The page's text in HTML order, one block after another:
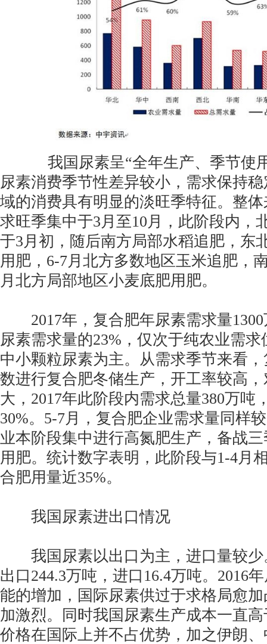
我国尿素呈“全年生产、季节使用
尿素消费季节性差异较小，需求保持
域的消费具有明显的淡旺季特征。整
求旺季集中于3月至10月，此阶段内，
于3月初，随后南方局部水稻追肥，东
用肥，6-7月北方多数地区玉米追肥，
月北方局部地区小麦底肥用肥。
2017年，复合肥年尿素需求量1300
尿素需求量的23%，仅次于纯农业需
中小颗粒尿素为主。从需求季节来看
数进行复合肥冬储生产，开工率较高
大，2017年此阶段内需求总量380万吨
30%。5-7月，复合肥企业需求量同样
业本阶段集中进行高氮肥生产，备战
用肥。统计数字表明，此阶段与1-4月
合肥用量近35%。
我国尿素进出口情况
我国尿素以出口为主，进口量较少
出口244.3万吨，进口16.4万吨。2016
能的增加，国际尿素供过于求格局愈
加激烈。同时我国尿素生产成本一直
价格在国际上并不占优势，加之伊朗